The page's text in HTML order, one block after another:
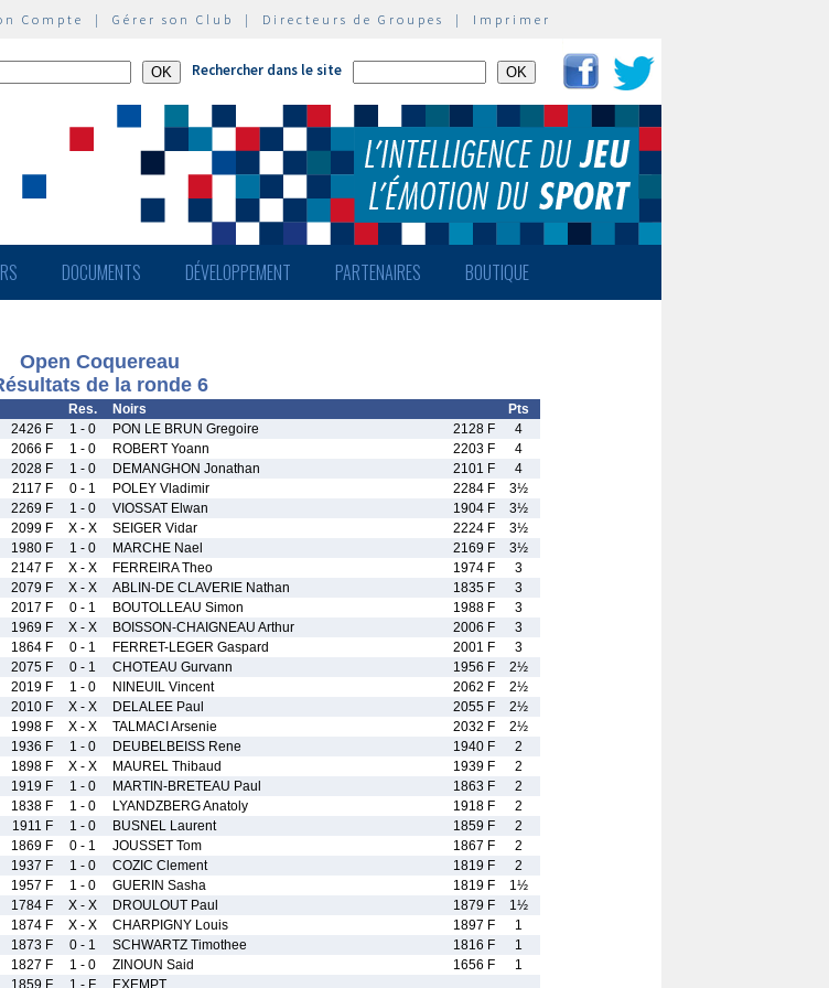
Compte | Gérer son Club | Directeurs de Groupes | Imprimer
Rechercher dans le site
DOCUMENTS DÉVELOPPEMENT PARTENAIRES BOUTIQUE
Open Coquereau
de la ronde 6
Res. Noirs
Pts
2426 F 1 - 0 PON LE BRUN Gregoire 2128 F
4
2066 F 1 - 0 ROBERT Yoann 2203 F
4
2028 F 1 - 0 DEMANGHON Jonathan 2101 F
4
2117 F 0 - 1 POLEY Vladimir 2284 F
3½
2269 F 1 - 0 VIOSSAT Elwan 1904 F
3½
2099 F X - X SEIGER Vidar 2224 F
3½
1980 F 1 - 0 MARCHE Nael 2169 F
3½
2147 F X - X FERREIRA Theo 1974 F
3
2079 F X - X ABLIN-DE CLAVERIE Nathan 1835 F
3
2017 F 0 - 1 BOUTOLLEAU Simon 1988 F
3
1969 F X - X BOISSON-CHAIGNEAU Arthur 2006 F
3
1864 F 0 - 1 FERRET-LEGER Gaspard 2001 F
3
2075 F 0 - 1 CHOTEAU Gurvann 1956 F
2½
2019 F 1 - 0 NINEUIL Vincent 2062 F
2½
2010 F X - X DELALEE Paul 2055 F
2½
1998 F X - X TALMACI Arsenie 2032 F
2½
1936 F 1 - 0 DEUBELBEISS Rene 1940 F
2
1898 F X - X MAUREL Thibaud 1939 F
2
1919 F 1 - 0 MARTIN-BRETEAU Paul 1863 F
2
1838 F 1 - 0 LYANDZBERG Anatoly 1918 F
2
1911 F 1 - 0 BUSNEL Laurent 1859 F
2
1869 F 0 - 1 JOUSSET Tom 1867 F
2
1937 F 1 - 0 COZIC Clement 1819 F
2
1957 F 1 - 0 GUERIN Sasha 1819 F
1½
1784 F X - X DROULOUT Paul 1879 F
1½
1874 F X - X CHARPIGNY Louis 1897 F
1
1873 F 0 - 1 SCHWARTZ Timothee 1816 F
1
1827 F 1 - 0 ZINOUN Said 1656 F
1
1859 F 1 - F EXEMPT